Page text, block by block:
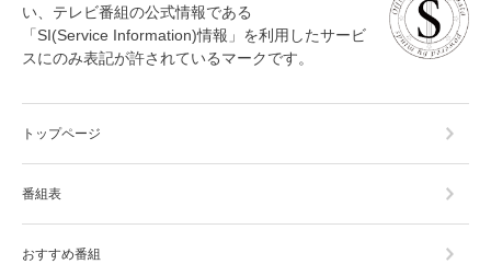
い、テレビ番組の公式情報である
「SI(Service Information)情報」を利用したサービ
スにのみ表記が許されているマークです。
トップページ
番組表
おすすめ番組